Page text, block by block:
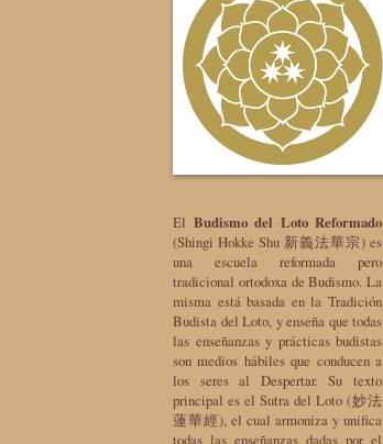
El Budismo del Loto Reformado
(Shingi Hokke Shu 新義法華宗) es
una escuela reformada pero
tradicional ortodoxa de Budismo. La
misma está basada en la Tradición
Budista del Loto, y enseña que todas
las enseñanzas y prácticas budistas
son medios hábiles que conducen a
los seres al Despertar. Su texto
principal es el Sutra del Loto (妙法
蓮華經), el cual armoniza y unifica
todas las enseñanzas dadas por el